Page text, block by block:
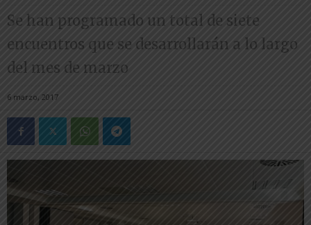
Se han programado un total de siete
encuentros que se desarrollarán a lo largo
del mes de marzo
6 marzo, 2017